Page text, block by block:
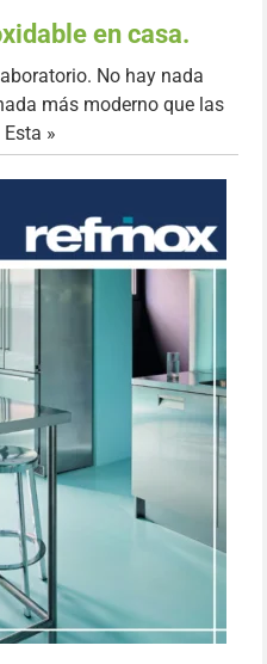
en casa.
No hay nada
más moderno que las
»